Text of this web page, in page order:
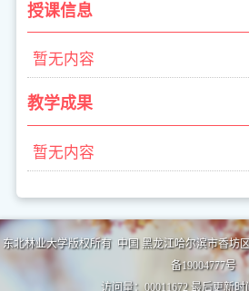
授课信息
暂无内容
教学成果
暂无内容
东北林业大学版权所有 中国 黑龙江哈尔滨市香坊
备19004777号
访问量： 00011672 最后更新时